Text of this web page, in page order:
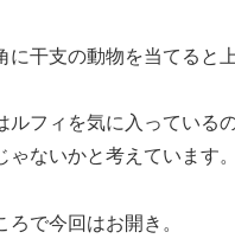
に干支の動物を当てると
ルフィを気に入っている
ゃないかと考えています。
ろで今回はお開き。